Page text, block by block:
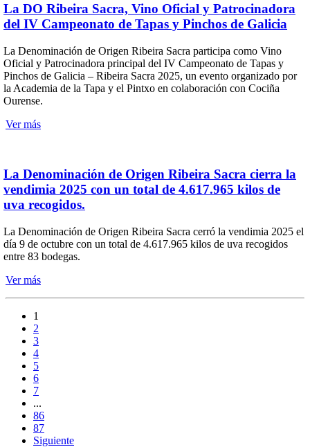
La DO Ribeira Sacra, Vino Oficial y Patrocinadora
del IV Campeonato de Tapas y Pinchos de Galicia
La Denominación de Origen Ribeira Sacra participa como Vino
Oficial y Patrocinadora principal del IV Campeonato de Tapas y
Pinchos de Galicia – Ribeira Sacra 2025, un evento organizado por
la Academia de la Tapa y el Pintxo en colaboración con Cociña
Ourense.
Ver más
La Denominación de Origen Ribeira Sacra cierra la
vendimia 2025 con un total de 4.617.965 kilos de
uva recogidos.
La Denominación de Origen Ribeira Sacra cerró la vendimia 2025 el
día 9 de octubre con un total de 4.617.965 kilos de uva recogidos
entre 83 bodegas.
Ver más
1
2
3
4
5
6
7
...
86
87
Siguiente